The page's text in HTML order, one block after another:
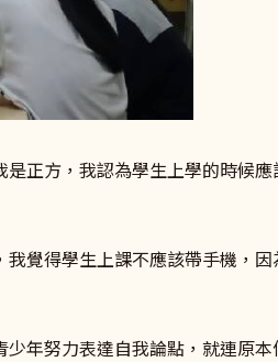
是正方，我認為學生上學的時候
覺得學生上課不應該帶手機，
年努力表達自我論點，就連原